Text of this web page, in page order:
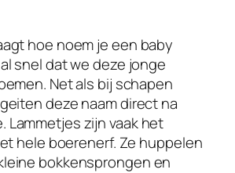
hoe noem je een baby
snel dat we deze jonge
Net als bij schapen
deze naam direct na
Lammetjes zijn vaak het
hele boerenerf. Ze huppelen
bokkensprongen en